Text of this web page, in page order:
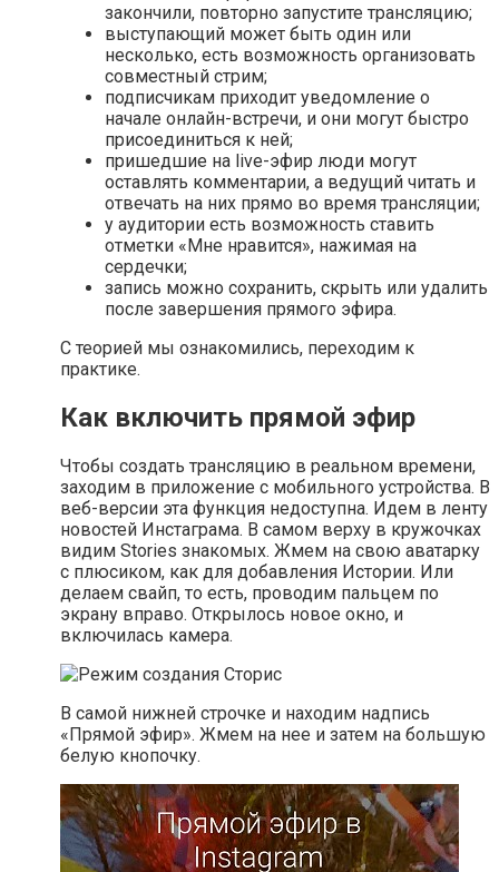
закончили, повторно запустите трансляцию;
выступающий может быть один или
несколько, есть возможность организовать
совместный стрим;
подписчикам приходит уведомление о
начале онлайн-встречи, и они могут быстро
присоединиться к ней;
пришедшие на live-эфир люди могут
оставлять комментарии, а ведущий читать и
отвечать на них прямо во время трансляции;
у аудитории есть возможность ставить
отметки «Мне нравится», нажимая на
сердечки;
запись можно сохранить, скрыть или удалить
после завершения прямого эфира.
С теорией мы ознакомились, переходим к
практике.
Как включить прямой эфир
Чтобы создать трансляцию в реальном времени,
заходим в приложение с мобильного устройства. В
веб-версии эта функция недоступна. Идем в ленту
новостей Инстаграма. В самом верху в кружочках
видим Stories знакомых. Жмем на свою аватарку
с плюсиком, как для добавления Истории. Или
делаем свайп, то есть, проводим пальцем по
экрану вправо. Открылось новое окно, и
включилась камера.
В самой нижней строчке и находим надпись
«Прямой эфир». Жмем на нее и затем на большую
белую кнопочку.